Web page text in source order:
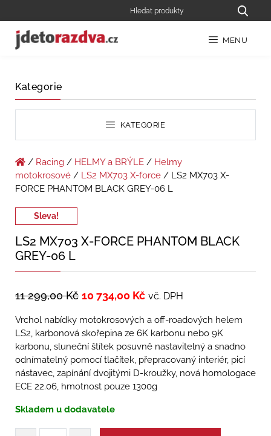
MENU
Kategorie
KATEGORIE
/ Racing / HELMY a BRÝLE / Helmy
motokrosové / LS2 MX703 X-force / LS2 MX703 X-
FORCE PHANTOM BLACK GREY-06 L
Sleva!
LS2 MX703 X-FORCE PHANTOM BLACK
GREY-06 L
11 299,00Kč 10 734,00 Kč vč. DPH
Vrchol nabídky motokrosových a off-roadových helem
LS2, karbonová skořepina ze 6K karbonu nebo 9K
karbonu, sluneční štítek posuvně nastavitelný a snadno
odnímatelný pomocí tlačítek, přepracovaný interiér, picí
nástavec, zapínání dvojitými D-kroužky, nová homologace
ECE 22.06, hmotnost pouze 1300g
Skladem u dodavatele